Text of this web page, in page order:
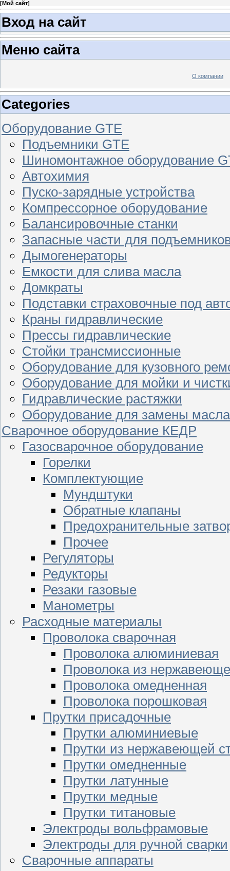
[Мой сайт]
Вход на сайт
Меню сайта
О компании
Categories
Оборудование GTE
Подъемники GTE
Шиномонтажное оборудование
Автохимия
Пуско-зарядные устройства
Компрессорное оборудование
Балансировочные станки
Запасные части для
Дымогенераторы
Емкости для слива масла
Домкраты
Подставки страховочные под
Краны гидравлические
Прессы гидравлические
Стойки трансмиссионные
Оборудование для кузовного
Оборудование для мойки и
Гидравлические растяжки
Оборудование для замены масла
Сварочное оборудование КЕДР
Газосварочное оборудование
Горелки
Комплектующие
Мундштуки
Обратные клапаны
Предохранительные
Прочее
Регуляторы
Редукторы
Резаки газовые
Манометры
Расходные материалы
Проволока сварочная
Проволока алюминиевая
Проволока из
Проволока омедненная
Проволока порошковая
Прутки присадочные
Прутки алюминиевые
Прутки из нержавеющей
Прутки омедненные
Прутки латунные
Прутки медные
Прутки титановые
Электроды вольфрамовые
Электроды для ручной сварки
Сварочные аппараты